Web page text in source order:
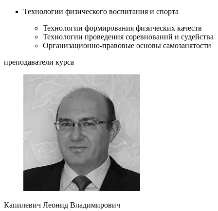
Технологии физического воспитания и спорта
Технологии формирования физических качеств
Технологии проведения соревнований и судейства
Организационно-правовые основы самозанятости
преподаватели курса
Капилевич Леонид Владимирович